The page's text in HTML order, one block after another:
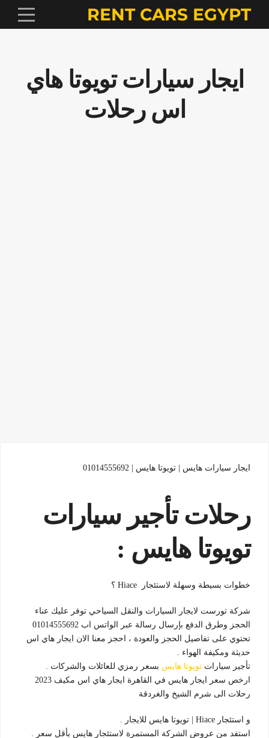
RENT CARS EGYPT
ايجار سيارات تويوتا هاي
اس رحلات
ايجار سيارات هايس | تويوتا هايس | 01014555692
رحلات تأجير سيارات
تويوتا هايس :
خطوات بسيطة وسهلة لاستئجار Hiace ؟
شركة تورست لايجار السيارات والنقل السياحي توفر عليك عناء
الحجز وطرق الدفع بإرسال رسالة عبر الواتس اب 01014555692
تحتوي على تفاصيل الحجز والعودة ، احجز معنا الان ايجار هاي اس
حديثة ومكيفة الهواء .
تأجير سيارات تويوتا هايس بسعر رمزي للعائلات والشركات .
ارخص سعر ايجار هايس في القاهرة ايجار هاي اس مكيف 2023
رحلات الى شرم الشيخ والغردقة
و استئجار Hiace | تويوتا هايس للايجار .
استفد من عروض الشركة المستمرة لاستئجار هايس بأقل سعر .